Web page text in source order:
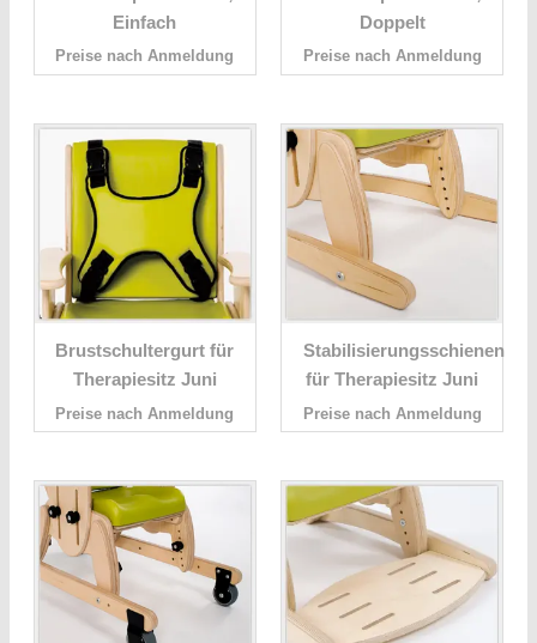
Einfach
Preise nach Anmeldung
Doppelt
Preise nach Anmeldung
Brustschultergurt für
Therapiesitz Juni
Preise nach Anmeldung
Stabilisierungsschienen
für Therapiesitz Juni
Preise nach Anmeldung